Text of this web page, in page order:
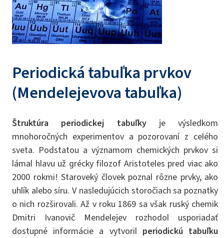
Periodická tabuľka prvkov
(Mendelejevova tabuľka)
Štruktúra periodickej tabuľkyje výsledkom
mnohoročných experimentov a pozorovaní z celého
sveta. Podstatou a významom chemických prvkov si
lámal hlavu už grécky filozof Aristoteles pred viac ako
2000 rokmi! Staroveký človek poznal rôzne prvky, ako
uhlík alebo síru. V nasledujúcich storočiach sa poznatky
o nich rozširovali. Až v roku 1869 sa však ruský chemik
Dmitri Ivanovič Mendelejev rozhodol usporiadať
dostupné informácie a vytvoril periodickú tabuľku